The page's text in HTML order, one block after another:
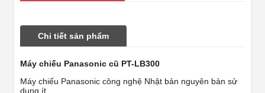
Chi tiết sản phẩm
Máy chiếu Panasonic cũ PT-LB300
Máy chiếu Panasonic công nghệ Nhật bản nguyên bản sử
dụng ít